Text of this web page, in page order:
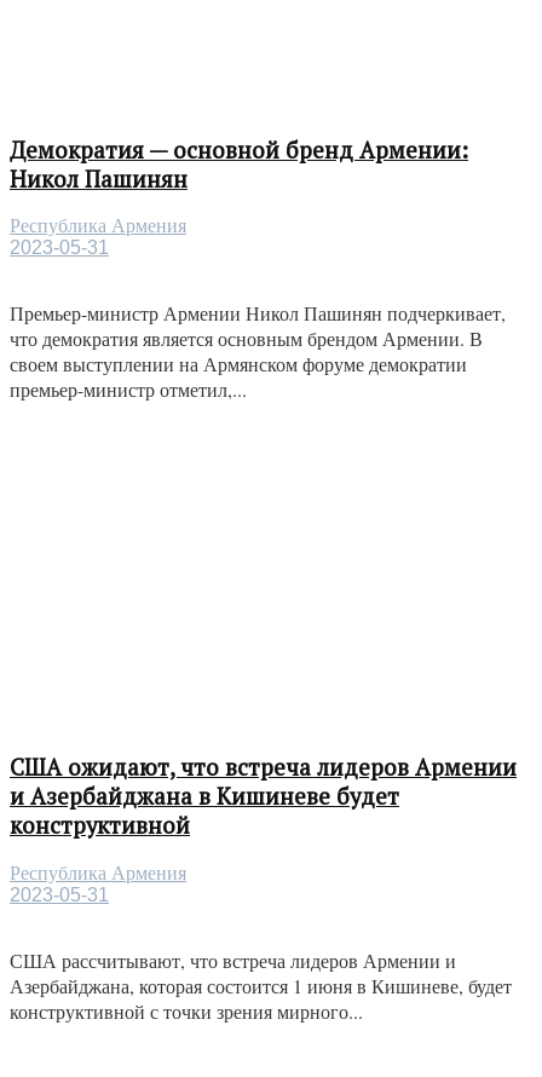
Демократия — основной бренд Армении:
Никол Пашинян
Республика Армения
2023-05-31
Премьер-министр Армении Никол Пашинян подчеркивает,
что демократия является основным брендом Армении. В
своем выступлении на Армянском форуме демократии
премьер-министр отметил,...
США ожидают, что встреча лидеров Армении
и Азербайджана в Кишиневе будет
конструктивной
Республика Армения
2023-05-31
США рассчитывают, что встреча лидеров Армении и
Азербайджана, которая состоится 1 июня в Кишиневе, будет
конструктивной с точки зрения мирного...